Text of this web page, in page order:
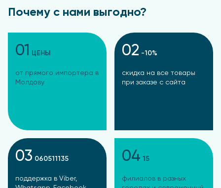
Почему с нами выгодно?
01 ЦЕНЫ
от прямого импортера в
Молдову
02 -10%
скидка на все товары
при заказе с сайта
03 060511135
поддержка в Viber,
04 15
филиалов в разных